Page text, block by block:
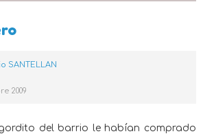
SANTELLAN
2009
del barrio le habían comprado